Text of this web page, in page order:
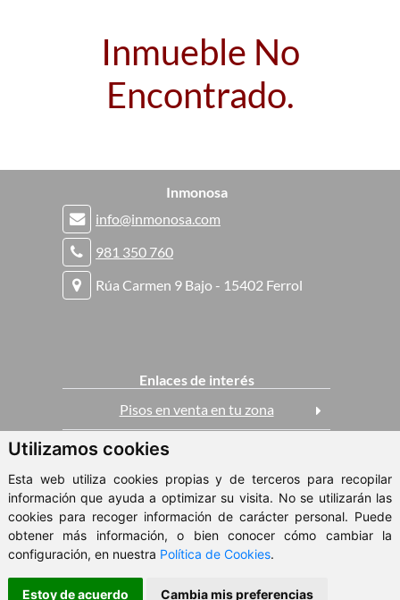
Utilizamos cookies
Esta web utiliza cookies propias y de terceros para recopilar
información que ayuda a optimizar su visita. No se utilizarán las
cookies para recoger información de carácter personal. Puede
obtener más información, o bien conocer cómo cambiar la
configuración, en nuestra Política de Cookies.
Estoy de acuerdo Cambia mis preferencias
Inmueble No
Encontrado.
Inmonosa
info@inmonosa.com
981 350 760
Rúa Carmen 9 Bajo - 15402 Ferrol
Enlaces de interés
Pisos en venta en tu zona
Casas en venta
Pisos en alquiler
ClickViviendas
© 2026 - Inmonosa